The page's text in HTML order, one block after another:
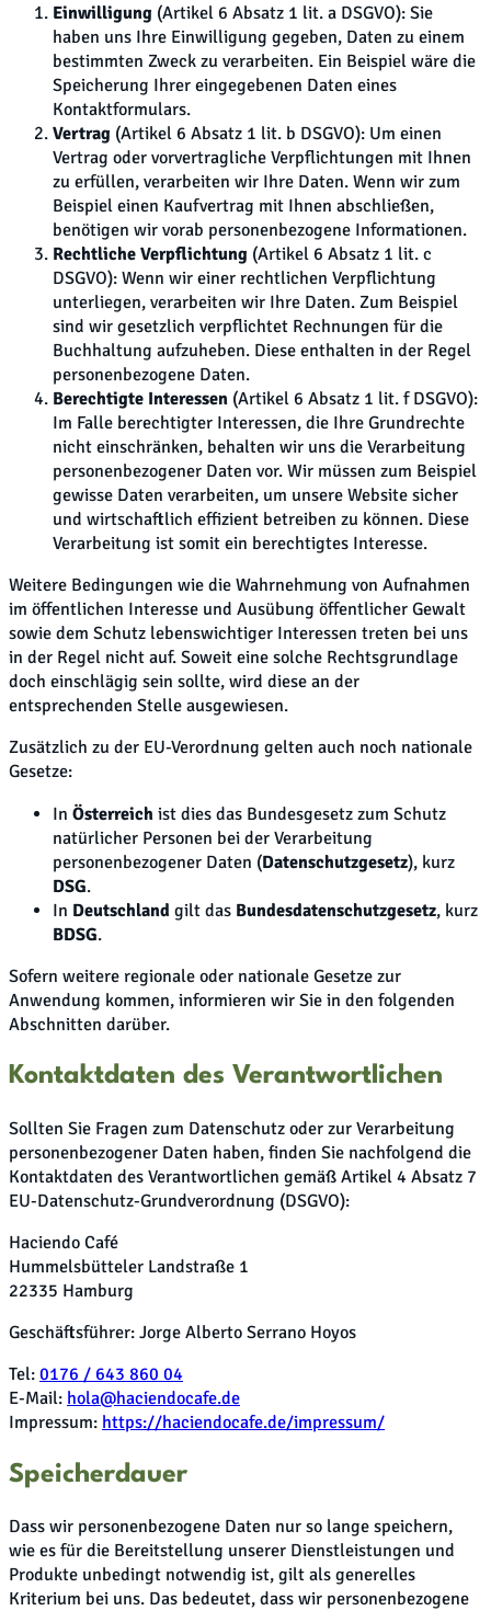
Einwilligung (Artikel 6 Absatz 1 lit. a DSGVO): Sie
haben uns Ihre Einwilligung gegeben, Daten zu einem
bestimmten Zweck zu verarbeiten. Ein Beispiel wäre die
Speicherung Ihrer eingegebenen Daten eines
Kontaktformulars.
Vertrag (Artikel 6 Absatz 1 lit. b DSGVO): Um einen
Vertrag oder vorvertragliche Verpflichtungen mit Ihnen
zu erfüllen, verarbeiten wir Ihre Daten. Wenn wir zum
Beispiel einen Kaufvertrag mit Ihnen abschließen,
benötigen wir vorab personenbezogene Informationen.
Rechtliche Verpflichtung (Artikel 6 Absatz 1 lit. c
DSGVO): Wenn wir einer rechtlichen Verpflichtung
unterliegen, verarbeiten wir Ihre Daten. Zum Beispiel
sind wir gesetzlich verpflichtet Rechnungen für die
Buchhaltung aufzuheben. Diese enthalten in der Regel
personenbezogene Daten.
Berechtigte Interessen (Artikel 6 Absatz 1 lit. f DSGVO):
Im Falle berechtigter Interessen, die Ihre Grundrechte
nicht einschränken, behalten wir uns die Verarbeitung
personenbezogener Daten vor. Wir müssen zum Beispiel
gewisse Daten verarbeiten, um unsere Website sicher
und wirtschaftlich effizient betreiben zu können. Diese
Verarbeitung ist somit ein berechtigtes Interesse.
Weitere Bedingungen wie die Wahrnehmung von Aufnahmen
im öffentlichen Interesse und Ausübung öffentlicher Gewalt
sowie dem Schutz lebenswichtiger Interessen treten bei uns
in der Regel nicht auf. Soweit eine solche Rechtsgrundlage
doch einschlägig sein sollte, wird diese an der
entsprechenden Stelle ausgewiesen.
Zusätzlich zu der EU-Verordnung gelten auch noch nationale
Gesetze:
In Österreich ist dies das Bundesgesetz zum Schutz
natürlicher Personen bei der Verarbeitung
personenbezogener Daten (Datenschutzgesetz), kurz
DSG.
In Deutschland gilt das Bundesdatenschutzgesetz, kurz
BDSG.
Sofern weitere regionale oder nationale Gesetze zur
Anwendung kommen, informieren wir Sie in den folgenden
Abschnitten darüber.
Kontaktdaten des Verantwortlichen
Sollten Sie Fragen zum Datenschutz oder zur Verarbeitung
personenbezogener Daten haben, finden Sie nachfolgend die
Kontaktdaten des Verantwortlichen gemäß Artikel 4 Absatz 7
EU-Datenschutz-Grundverordnung (DSGVO):
Haciendo Café
Hummelsbütteler Landstraße 1
22335 Hamburg
Geschäftsführer: Jorge Alberto Serrano Hoyos
Tel: 0176 / 643 860 04
E-Mail: hola@haciendocafe.de
Impressum: https://haciendocafe.de/impressum/
Speicherdauer
Dass wir personenbezogene Daten nur so lange speichern,
wie es für die Bereitstellung unserer Dienstleistungen und
Produkte unbedingt notwendig ist, gilt als generelles
Kriterium bei uns. Das bedeutet, dass wir personenbezogene